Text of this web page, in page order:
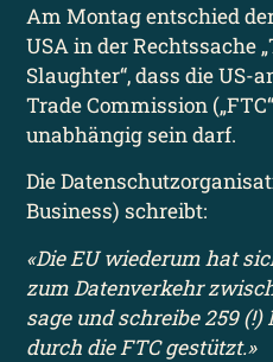
Am Montag entschied
USA in der Rechtssache
Slaughter“, dass die US-
Trade Commission
unabhängig sein darf.
Die
Business) schreibt:
«Die EU wiederum hat
zum Datenverkehr
sage und schreibe 259
durch die FTC gestützt.»